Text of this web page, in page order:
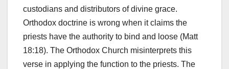
custodians and distributors of divine grace.
Orthodox doctrine is wrong when it claims the
priests have the authority to bind and loose (Matt
18:18). The Orthodox Church misinterprets this
verse in applying the function to the priests. The